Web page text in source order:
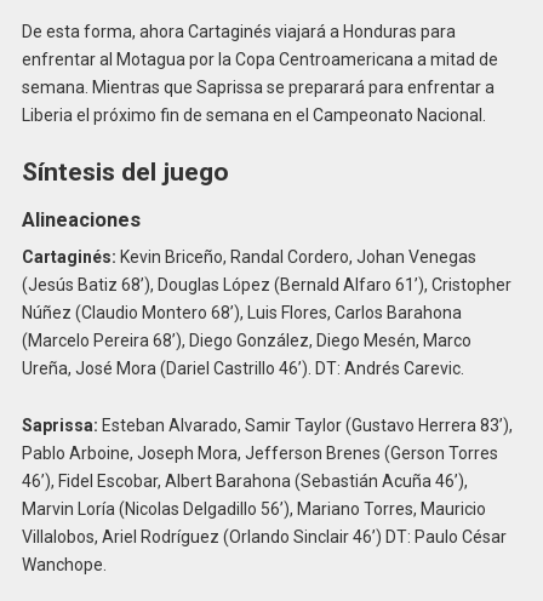
De esta forma, ahora Cartaginés viajará a Honduras para
enfrentar al Motagua por la Copa Centroamericana a mitad de
semana. Mientras que Saprissa se preparará para enfrentar a
Liberia el próximo fin de semana en el Campeonato Nacional.
Síntesis del juego
Alineaciones
Cartaginés: Kevin Briceño, Randal Cordero, Johan Venegas
(Jesús Batiz 68’), Douglas López (Bernald Alfaro 61’), Cristopher
Núñez (Claudio Montero 68’), Luis Flores, Carlos Barahona
(Marcelo Pereira 68’), Diego González, Diego Mesén, Marco
Ureña, José Mora (Dariel Castrillo 46’). DT: Andrés Carevic.
Saprissa: Esteban Alvarado, Samir Taylor (Gustavo Herrera 83’),
Pablo Arboine, Joseph Mora, Jefferson Brenes (Gerson Torres
46’), Fidel Escobar, Albert Barahona (Sebastián Acuña 46’),
Marvin Loría (Nicolas Delgadillo 56’), Mariano Torres, Mauricio
Villalobos, Ariel Rodríguez (Orlando Sinclair 46’) DT: Paulo César
Wanchope.